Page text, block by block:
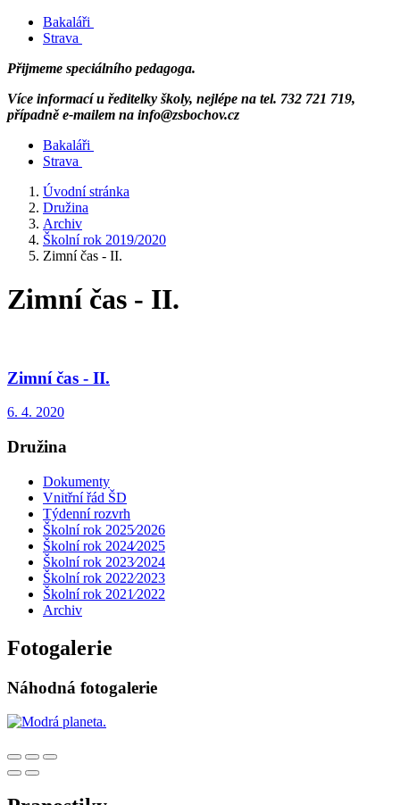
Bakaláři
Strava
Přijmeme speciálního pedagoga.
Více informací u ředitelky školy, nejlépe na tel. 732 721 719,
případně e-mailem na info@zsbochov.cz
Bakaláři
Strava
Úvodní stránka
Družina
Archiv
Školní rok 2019/2020
Zimní čas - II.
Zimní čas - II.
Zimní čas - II.
6. 4. 2020
Družina
Dokumenty
Vnitřní řád ŠD
Týdenní rozvrh
Školní rok 2025⁄2026
Školní rok 2024⁄2025
Školní rok 2023⁄2024
Školní rok 2022⁄2023
Školní rok 2021⁄2022
Archiv
Fotogalerie
Náhodná fotogalerie